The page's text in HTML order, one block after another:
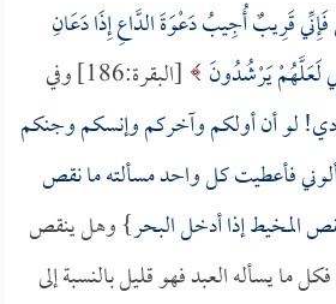
قَرِيبٌ أُجِيبُ دَعْوَةَ الدَّاعِ إِذَا دَعَانِ
لَعَلَّهُمْ يَرْشُدُونَ
[البقرة:186] وفي
لو أن أولكم وآخركم وإنسكم وجنكم
فأعطيت كل واحد مسألته ما نقص
المخيط إذا أدخل البحر} وهل ينقص
ما يسأله العبد فهو قليل بالنسبة إلى